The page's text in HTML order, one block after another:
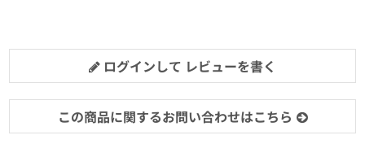
ログインして レビューを書く
この商品に関するお問い合わせはこちら